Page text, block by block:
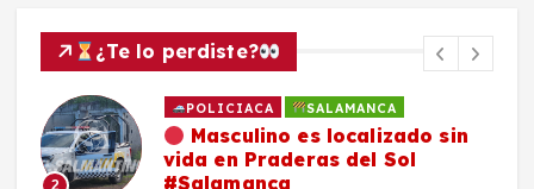
¿Te lo perdiste?
SALAMANCA
es localizado sin
del Sol
3
Familia de
continúa en